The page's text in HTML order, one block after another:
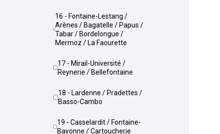
16 - Fontaine-Lestang /
Arènes / Bagatelle / Papus /
Tabar / Bordelongue /
Mermoz / La Faourette
17 - Mirail-Université /
Reynerie / Bellefontaine
18 - Lardenne / Pradettes /
Basso-Cambo
19 - Casselardit / Fontaine-
Bayonne / Cartoucherie